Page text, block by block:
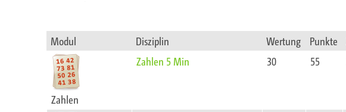
Modul Disziplin Wertung Punkte
Zahlen
Zahlen 5 Min 30 55